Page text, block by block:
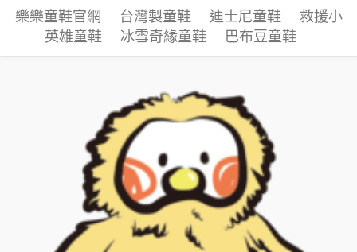
樂樂童鞋官網 台灣製童鞋 迪士尼童鞋
救援小
英雄童鞋
冰雪奇緣童鞋 巴布豆童鞋